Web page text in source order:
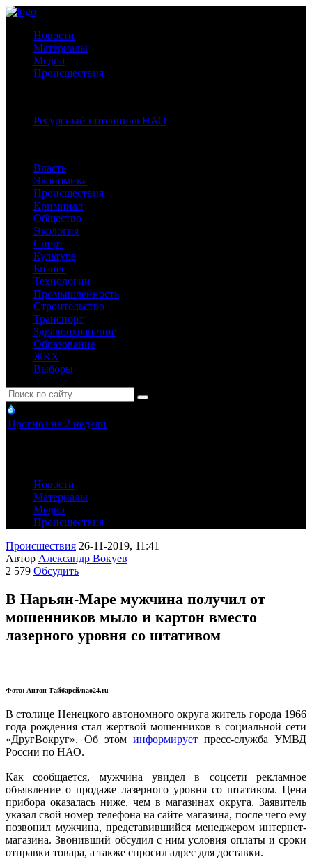
Новости
Материалы
Медиа
Происшествия
Ресурсный потенциал НАО
Власть
Экономика
Происшествия
Криминал
Общество
Экология
Спорт
Культура
Бизнес
Технологии
Промышленность
Строительство
Транспорт
Здравоохранение
Образование
ЖКХ
Выборы
Прогноз на 2 недели
Новости
Материалы
Медиа
Происшествия
Происшествия 26-11-2019, 11:41
Автор Александр Вокуев
2 579 Обсудить
В Нарьян-Маре мужчина получил от
мошенников мыло и картон вместо
лазерного уровня со штативом
Фото: Антон Тайбарей/nao24.ru
В столице Ненецкого автономного округа житель города 1966
года рождения стал жертвой мошенников в социальной сети
«ДругВокруг». Об этом информирует пресс-служба УМВД
России по НАО.
Как сообщается, мужчина увидел в соцсети рекламное
объявление о продаже лазерного уровня со штативом. Цена
прибора оказалась ниже, чем в магазинах округа. Заявитель
указал свой номер телефона на сайте магазина, после чего ему
позвонил мужчина, представившийся менеджером интернет-
магазина. Звонивший обсудил с ним условия оплаты и сроки
отправки товара, а также спросил адрес для доставки.